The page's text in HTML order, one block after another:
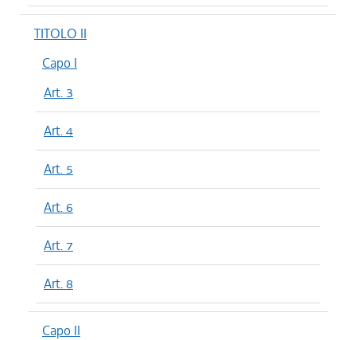
TITOLO II
Capo I
Art. 3
Art. 4
Art. 5
Art. 6
Art. 7
Art. 8
Capo II